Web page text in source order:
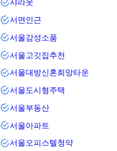
서면인근
서울감성소품
서울고깃집추천
서울대방신혼희망타운
서울도시형주택
서울부동산
서울아파트
서울오피스텔청약